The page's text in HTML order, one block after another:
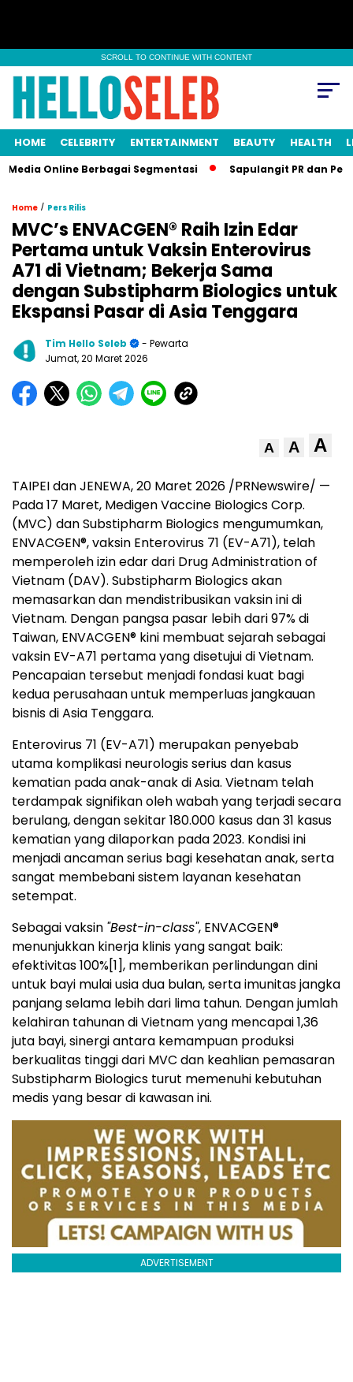
SCROLL TO CONTINUE WITH CONTENT
HOME CELEBRITY ENTERTAINMENT BEAUTY HEALTH
Online Berbagai Segmentasi Sapulangit PR dan
Home / Pers Rilis
MVC’s ENVACGEN® Raih Izin Edar
Pertama untuk Vaksin Enterovirus
A71 di Vietnam; Bekerja Sama
dengan Substipharm Biologics untuk
Ekspansi Pasar di Asia Tenggara
Tim Hello Seleb
- Pewarta
Jumat, 20 Maret 2026
A A A
TAIPEI dan JENEWA, 20 Maret 2026 /PRNewswire/ —
Pada 17 Maret, Medigen Vaccine Biologics Corp.
(MVC) dan Substipharm Biologics mengumumkan,
ENVACGEN®, vaksin Enterovirus 71 (EV-A71), telah
memperoleh izin edar dari Drug Administration of
Vietnam (DAV). Substipharm Biologics akan
memasarkan dan mendistribusikan vaksin ini di
Vietnam. Dengan pangsa pasar lebih dari 97% di
Taiwan, ENVACGEN® kini membuat sejarah sebagai
vaksin EV-A71 pertama yang disetujui di Vietnam.
Pencapaian tersebut menjadi fondasi kuat bagi
kedua perusahaan untuk memperluas jangkauan
bisnis di Asia Tenggara.
Enterovirus 71 (EV-A71) merupakan penyebab
utama komplikasi neurologis serius dan kasus
kematian pada anak-anak di Asia. Vietnam telah
terdampak signifikan oleh wabah yang terjadi secara
berulang, dengan sekitar 180.000 kasus dan 31 kasus
kematian yang dilaporkan pada 2023. Kondisi ini
menjadi ancaman serius bagi kesehatan anak, serta
sangat membebani sistem layanan kesehatan
setempat.
Sebagai vaksin "Best-in-class", ENVACGEN®
menunjukkan kinerja klinis yang sangat baik:
efektivitas 100%[1], memberikan perlindungan dini
untuk bayi mulai usia dua bulan, serta imunitas jangka
panjang selama lebih dari lima tahun. Dengan jumlah
kelahiran tahunan di Vietnam yang mencapai 1,36
juta bayi, sinergi antara kemampuan produksi
berkualitas tinggi dari MVC dan keahlian pemasaran
Substipharm Biologics turut memenuhi kebutuhan
medis yang besar di kawasan ini.
ADVERTISEMENT